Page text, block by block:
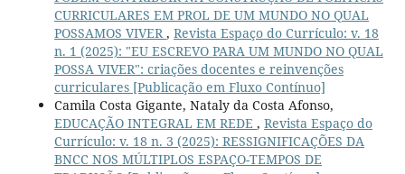
CURRICULARES EM PROL DE UM MUNDO NO QUAL
POSSAMOS VIVER , Revista Espaço do Currículo: v. 18
n. 1 (2025): "EU ESCREVO PARA UM MUNDO NO QUAL
POSSA VIVER": criações docentes e reinvenções
curriculares [Publicação em Fluxo Contínuo]
Camila Costa Gigante, Nataly da Costa Afonso,
EDUCAÇÃO INTEGRAL EM REDE , Revista Espaço do
Currículo: v. 18 n. 3 (2025): RESSIGNIFICAÇÕES DA
BNCC NOS MÚLTIPLOS ESPAÇO-TEMPOS DE